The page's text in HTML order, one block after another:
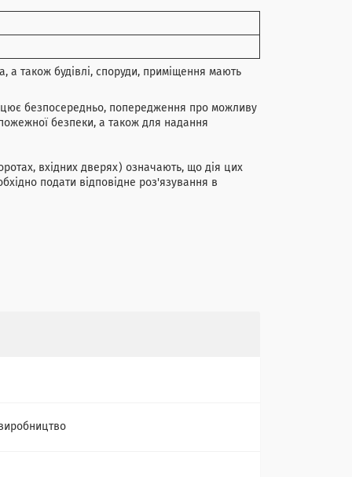
а також будівлі, споруди, приміщення мають
безпосередньо, попередження про можливу
безпеки, а також для надання
вхідних дверях) означають, що дія цих
подати відповідне роз'язування в